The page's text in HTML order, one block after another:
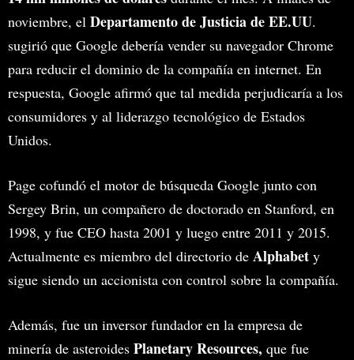
noviembre, el Departamento de Justicia de EE.UU.
sugirió que Google debería vender su navegador Chrome
para reducir el dominio de la compañía en internet. En
respuesta, Google afirmó que tal medida perjudicaría a los
consumidores y al liderazgo tecnológico de Estados
Unidos.
Page cofundó el motor de búsqueda Google junto con
Sergey Brin, un compañero de doctorado en Stanford, en
1998, y fue CEO hasta 2001 y luego entre 2011 y 2015.
Actualmente es miembro del directorio de Alphabet y
sigue siendo un accionista con control sobre la compañía.
Además, fue un inversor fundador en la empresa de
minería de asteroides Planetary Resources, que fue